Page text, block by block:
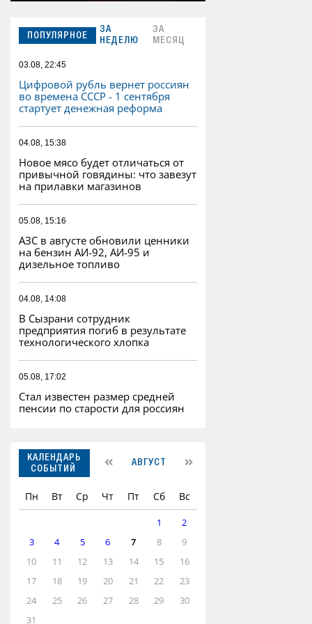
ПОПУЛЯРНОЕ
ЗА
НЕДЕЛЮ
ЗА
МЕСЯЦ
03.08, 22:45
Цифровой рубль вернет россиян
во времена СССР - 1 сентября
стартует денежная реформа
04.08, 15:38
Новое мясо будет отличаться от
привычной говядины: что завезут
на прилавки магазинов
05.08, 15:16
АЗС в августе обновили ценники
на бензин АИ-92, АИ-95 и
дизельное топливо
04.08, 14:08
В Сызрани сотрудник
предприятия погиб в результате
технологического хлопка
05.08, 17:02
Стал известен размер средней
пенсии по старости для россиян
КАЛЕНДАРЬ
СОБЫТИЙ
АВГУСТ
Пн Вт Ср Чт Пт Сб Вс
1
2
3
4 5 6 7 8
9
10
11 12 13 14 15
16
17
18 19 20 21 22
23
24
25 26 27 28 29
30
31